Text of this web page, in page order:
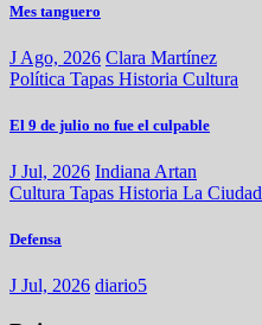
Mes tanguero
J Ago, 2026 Clara Martínez
Política Tapas Historia Cultura
El 9 de julio no fue el culpable
J Jul, 2026 Indiana Artan
Cultura Tapas Historia La Ciudad
Defensa
J Jul, 2026 diario5